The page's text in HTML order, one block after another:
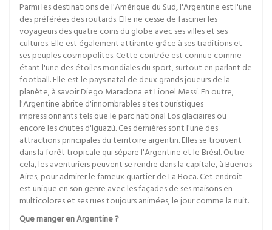
Parmi les destinations de l'Amérique du Sud, l'Argentine est l'une
des préférées des routards. Elle ne cesse de fasciner les
voyageurs des quatre coins du globe avec ses villes et ses
cultures. Elle est également attirante grâce à ses traditions et
ses peuples cosmopolites. Cette contrée est connue comme
étant l'une des étoiles mondiales du sport, surtout en parlant de
football. Elle est le pays natal de deux grands joueurs de la
planète, à savoir Diego Maradona et Lionel Messi. En outre,
l'Argentine abrite d'innombrables sites touristiques
impressionnants tels que le parc national Los glaciaires ou
encore les chutes d'Iguazú. Ces dernières sont l'une des
attractions principales du territoire argentin. Elles se trouvent
dans la forêt tropicale qui sépare l'Argentine et le Brésil. Outre
cela, les aventuriers peuvent se rendre dans la capitale, à Buenos
Aires, pour admirer le fameux quartier de La Boca. Cet endroit
est unique en son genre avec les façades de ses maisons en
multicolores et ses rues toujours animées, le jour comme la nuit.
Que manger en Argentine ?